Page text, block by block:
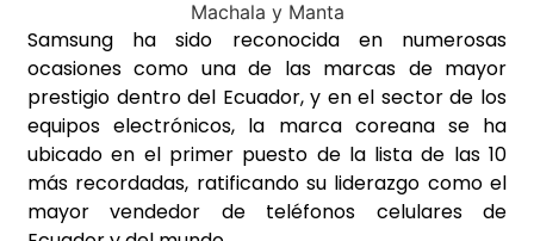
Samsung ha sido reconocida en numerosas
ocasiones como una de las marcas de mayor
prestigio dentro del Ecuador, y en el sector de los
equipos electrónicos, la marca coreana se ha
ubicado en el primer puesto de la lista de las 10
más recordadas, ratificando su liderazgo como el
mayor vendedor de teléfonos celulares de